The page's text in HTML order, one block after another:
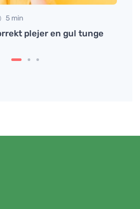
5 min
plejer en gul tunge